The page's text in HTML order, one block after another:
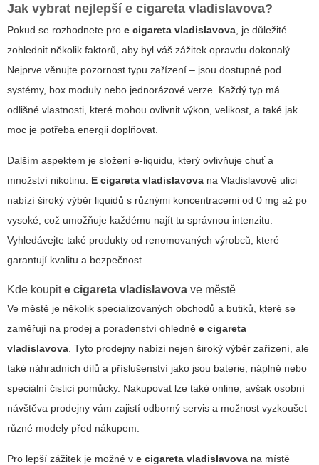
Jak vybrat nejlepší e cigareta vladislavova?
Pokud se rozhodnete pro e cigareta vladislavova , je důležité
zohlednit několik faktorů, aby byl váš zážitek opravdu dokonalý.
Nejprve věnujte pozornost typu zařízení – jsou dostupné pod
systémy, box moduly nebo jednorázové verze. Každý typ má
odlišné vlastnosti, které mohou ovlivnit výkon, velikost, a také jak
moc je potřeba energii doplňovat.
Dalším aspektem je složení e-liquidu, který ovlivňuje chuť a
množství nikotinu. E cigareta vladislavova na Vladislavově ulici
nabízí široký výběr liquidů s různými koncentracemi od 0 mg až po
vysoké, což umožňuje každému najít tu správnou intenzitu.
Vyhledávejte také produkty od renomovaných výrobců, které
garantují kvalitu a bezpečnost.
Kde koupite cigareta vladislavova ve městě
Ve městě je několik specializovaných obchodů a butiků, které se
zaměřují na prodej a poradenství ohledně e cigareta
vladislavova . Tyto prodejny nabízí nejen široký výběr zařízení, ale
také náhradních dílů a příslušenství jako jsou baterie, náplně nebo
speciální čisticí pomůcky. Nakupovat lze také online, avšak osobní
návštěva prodejny vám zajistí odborný servis a možnost vyzkoušet
různé modely před nákupem.
Pro lepší zážitek je možné v e cigareta vladislavova na místě